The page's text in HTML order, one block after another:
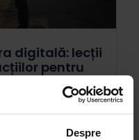
Despre
digitală: lecții
pentru
din România – o
Industria
un pilon esențial